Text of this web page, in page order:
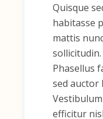
Quisque
habitasse
mattis
Phasellus
sed auctor
efficitur